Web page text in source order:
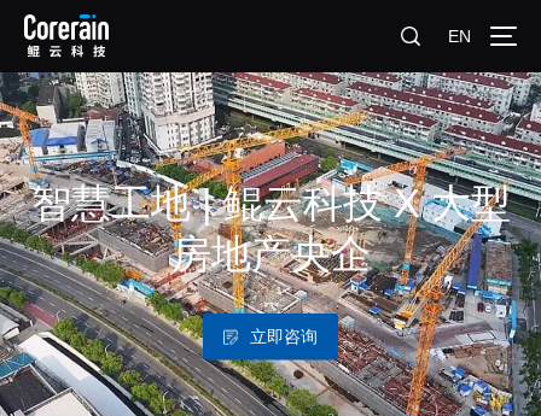
EN
智慧工地 | 鲲云科技 X 大型
房地产央企
立即咨询